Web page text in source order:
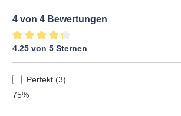
4 von 4 Bewertungen
Durchschnittliche Bewertung von 4.25
4.25 von 5 Sternen
Perfekt (3)
75%